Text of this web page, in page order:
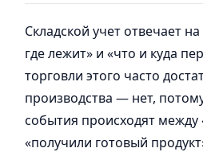
Складской учет отвечает
где лежит» и «что и куда
торговли этого часто
производства — нет,
события происходят между
«получили готовый